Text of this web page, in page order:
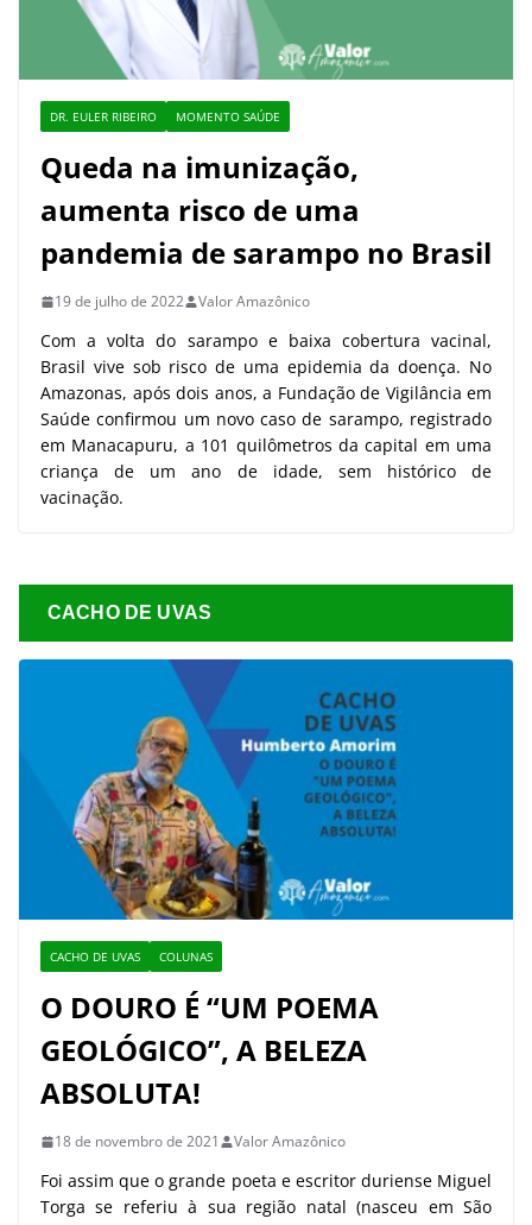
DR. EULER RIBEIRO MOMENTO SAÚDE
Queda na imunização,
aumenta risco de uma
pandemia de sarampo no Brasil
19 de julho de 2022 Valor Amazônico
Com a volta do sarampo e baixa cobertura vacinal,
Brasil vive sob risco de uma epidemia da doença. No
Amazonas, após dois anos, a Fundação de Vigilância em
Saúde confirmou um novo caso de sarampo, registrado
em Manacapuru, a 101 quilômetros da capital em uma
criança de um ano de idade, sem histórico de
vacinação.
CACHO DE UVAS
CACHO DE UVAS COLUNAS
O DOURO É “UM POEMA
GEOLÓGICO”, A BELEZA
ABSOLUTA!
18 de novembro de 2021 Valor Amazônico
Foi assim que o grande poeta e escritor duriense Miguel
Torga se referiu à sua região natal (nasceu em São